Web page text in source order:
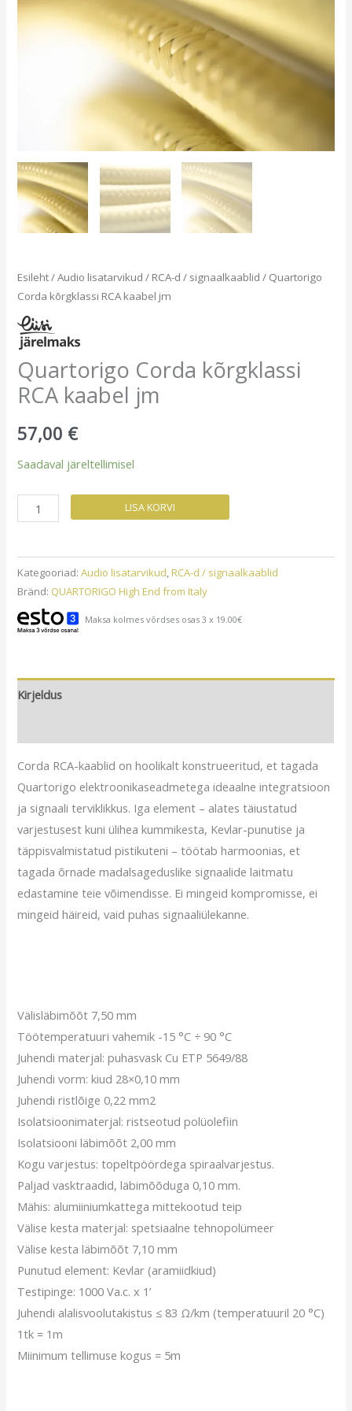
Esileht/Audio lisatarvikud / RCA-d / signaalkaablid / Quartorigo
Corda kõrgklassi RCA kaabel jm
Quartorigo Corda kõrgklassi
RCA kaabel jm
57,00 €
Saadaval järeltellimisel
Quartorigo
Corda
RCA
kaabel
jm
kogus
LISA KORVI
Kategooriad:Audio lisatarvikud ,RCA-d / signaalkaablid
Bränd: QUARTORIGO High End from Italy
Maksa kolmes võrdses osas 3 x 19.00€
Kirjeldus
Corda RCA-kaablid on hoolikalt konstrueeritud, et tagada
Quartorigo elektroonikaseadmetega ideaalne integratsioon
ja signaali terviklikkus. Iga element – ​​alates täiustatud
varjestusest kuni ülihea kummikesta, Kevlar-punutise ja
täppisvalmistatud pistikuteni – töötab harmoonias, et
tagada õrnade madalsageduslike signaalide laitmatu
edastamine teie võimendisse. Ei mingeid kompromisse, ei
mingeid häireid, vaid puhas signaaliülekanne.
Välisläbimõõt 7,50 mm
Töötemperatuuri vahemik -15 °C ÷ 90 °C
Juhendi materjal: puhasvask Cu ETP 5649/88
Juhendi vorm: kiud 28×0,10 mm
Juhendi ristlõige 0,22 mm2
Isolatsioonimaterjal: ristseotud polüolefiin
Isolatsiooni läbimõõt 2,00 mm
Kogu varjestus: topeltpöördega spiraalvarjestus.
Paljad vasktraadid, läbimõõduga 0,10 mm.
Mähis: alumiiniumkattega mittekootud teip
Välise kesta materjal: spetsiaalne tehnopolümeer
Välise kesta läbimõõt 7,10 mm
Punutud element: Kevlar (aramiidkiud)
Testipinge: 1000 Va.c. x 1’
Juhendi alalisvoolutakistus ≤ 83 Ω/km (temperatuuril 20 °C)
1tk = 1m
Miinimum tellimuse kogus = 5m